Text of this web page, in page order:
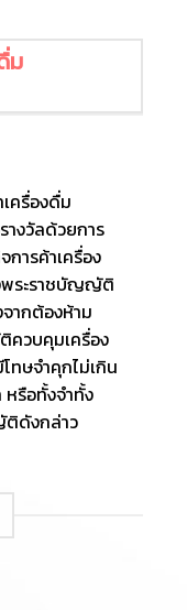
ม
ครื่องดื่ม
งวัลด้วยการ
การค้าเครื่อง
พระราชบัญญัติ
ากต้องห้าม
วบคุมเครื่อง
ทษจำคุกไม่เกิน
รือทั้งจำทั้ง
ติดังกล่าว